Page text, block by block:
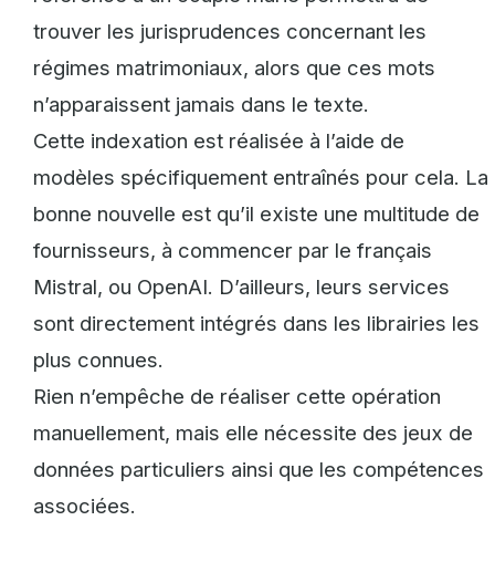
trouver les jurisprudences concernant les
régimes matrimoniaux, alors que ces mots
n’apparaissent jamais dans le texte.
Cette indexation est réalisée à l’aide de
modèles spécifiquement entraînés pour cela. La
bonne nouvelle est qu’il existe une multitude de
fournisseurs, à commencer par le français
Mistral, ou OpenAI. D’ailleurs, leurs services
sont directement intégrés dans les librairies les
plus connues.
Rien n’empêche de réaliser cette opération
manuellement, mais elle nécessite des jeux de
données particuliers ainsi que les compétences
associées.